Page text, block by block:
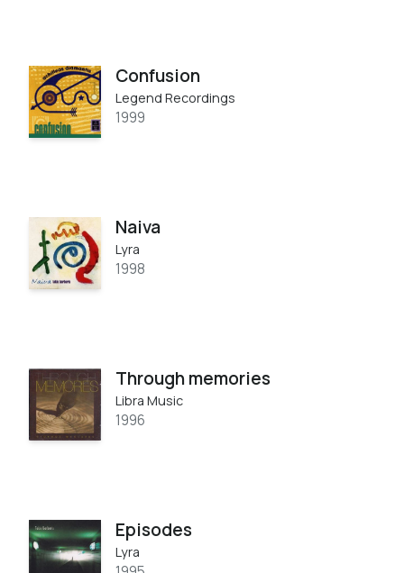
Confusion
Legend Recordings
1999
Naiva
Lyra
1998
Through memories
Libra Music
1996
Episodes
Lyra